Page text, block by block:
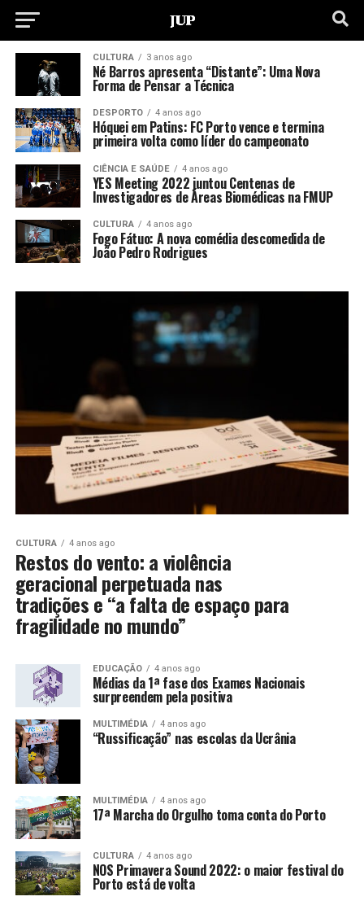
CULTURA 3 anos ago
Né Barros apresenta “Distante”: Uma Nova
Forma de Pensar a Técnica
DESPORTO 4 anos ago
Hóquei em Patins: FC Porto vence e termina
primeira volta como líder do campeonato
CIÊNCIA E SAÚDE 4 anos ago
YES Meeting 2022 juntou Centenas de
Investigadores de Áreas Biomédicas na FMUP
CULTURA 4 anos ago
Fogo Fátuo: A nova comédia descomedida de
João Pedro Rodrigues
CULTURA 4 anos ago
Restos do vento: a violência
geracional perpetuada nas
tradições e “a falta de espaço para
fragilidade no mundo”
EDUCAÇÃO 4 anos ago
Médias da 1ª fase dos Exames Nacionais
surpreendem pela positiva
MULTIMÉDIA 4 anos ago
“Russificação” nas escolas da Ucrânia
MULTIMÉDIA 4 anos ago
17ª Marcha do Orgulho toma conta do Porto
CULTURA 4 anos ago
NOS Primavera Sound 2022: o maior festival do
Porto está de volta